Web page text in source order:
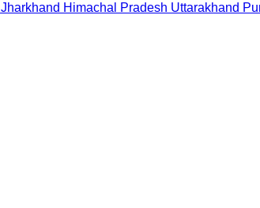
Jharkhand Himachal Pradesh Uttarakhand